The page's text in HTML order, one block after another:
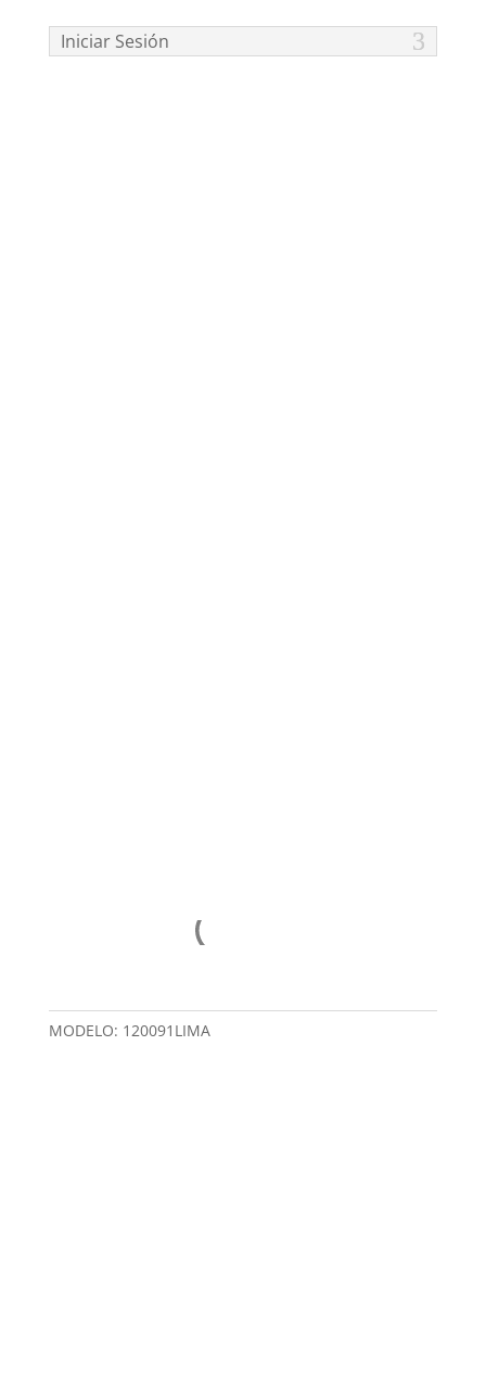
Iniciar Sesión
MODELO: 120091LIMA